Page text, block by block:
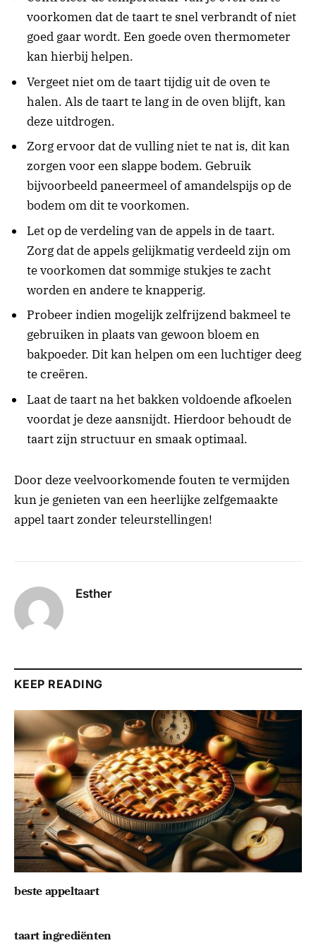
voorkomen dat de taart te snel verbrandt of niet
goed gaar wordt. Een goede oven thermometer
kan hierbij helpen.
Vergeet niet om de taart tijdig uit de oven te
halen. Als de taart te lang in de oven blijft, kan
deze uitdrogen.
Zorg ervoor dat de vulling niet te nat is, dit kan
zorgen voor een slappe bodem. Gebruik
bijvoorbeeld paneermeel of amandelspijs op de
bodem om dit te voorkomen.
Let op de verdeling van de appels in de taart.
Zorg dat de appels gelijkmatig verdeeld zijn om
te voorkomen dat sommige stukjes te zacht
worden en andere te knapperig.
Probeer indien mogelijk zelfrijzend bakmeel te
gebruiken in plaats van gewoon bloem en
bakpoeder. Dit kan helpen om een luchtiger deeg
te creëren.
Laat de taart na het bakken voldoende afkoelen
voordat je deze aansnijdt. Hierdoor behoudt de
taart zijn structuur en smaak optimaal.
Door deze veelvoorkomende fouten te vermijden
kun je genieten van een heerlijke zelfgemaakte
appel taart zonder teleurstellingen!
Esther
KEEP READING
beste appeltaart
taart ingrediënten